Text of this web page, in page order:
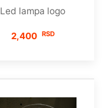
Led lampa logo
2,400 RSD